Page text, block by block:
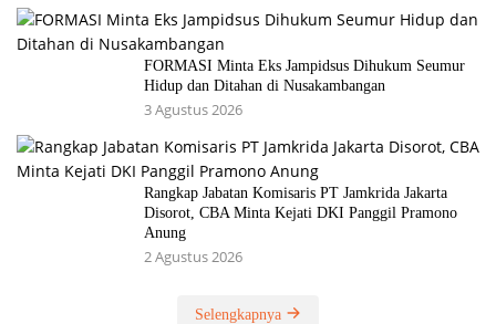
FORMASI Minta Eks Jampidsus Dihukum Seumur
Hidup dan Ditahan di Nusakambangan
3 Agustus 2026
Rangkap Jabatan Komisaris PT Jamkrida Jakarta
Disorot, CBA Minta Kejati DKI Panggil Pramono
Anung
2 Agustus 2026
Selengkapnya